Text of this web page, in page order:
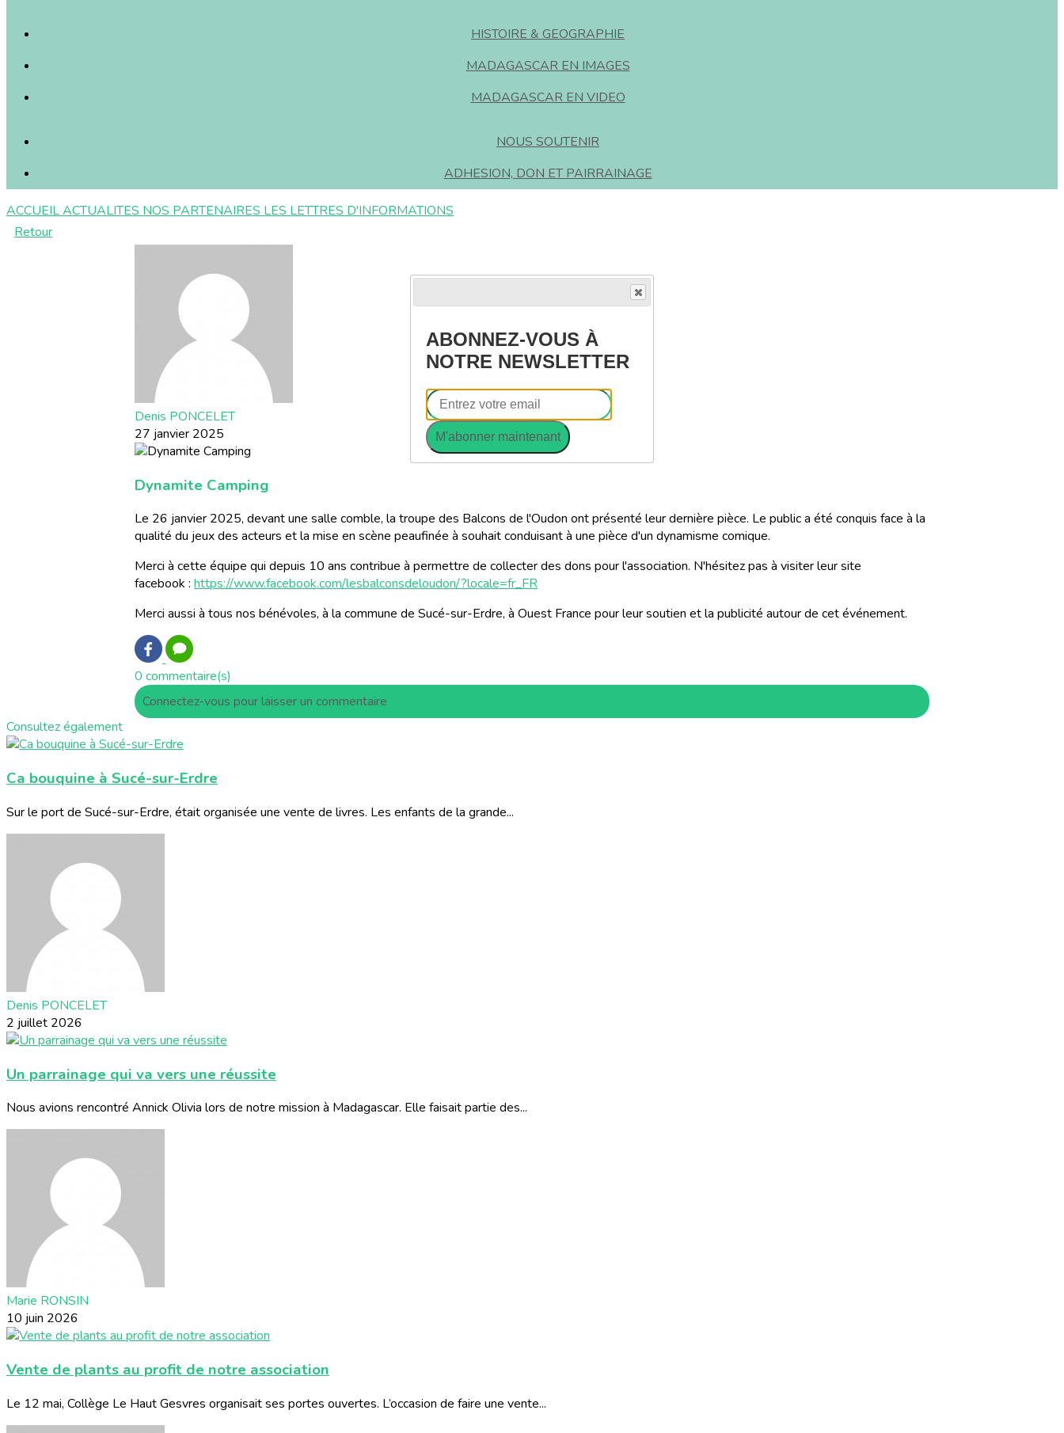
HISTOIRE & GEOGRAPHIE
MADAGASCAR EN IMAGES
MADAGASCAR EN VIDEO
NOUS SOUTENIR
ADHESION, DON ET PAIRRAINAGE
ACCUEILACTUALITES NOS PARTENAIRES LES LETTRES D'INFORMATIONS
Retour
Denis PONCELET
27 janvier 2025
Dynamite Camping
Le 26 janvier 2025, devant une salle comble, la troupe des Balcons de l'Oudon ont présenté leur dernière pièce. Le public a été conquis face à la
qualité du jeux des acteurs et la mise en scène peaufinée à souhait conduisant à une pièce d'un dynamisme comique.
Merci à cette équipe qui depuis 10 ans contribue à permettre de collecter des dons pour l'association. N'hésitez pas à visiter leur site
facebook : https://www.facebook.com/lesbalconsdeloudon/?locale=fr_FR
Merci aussi à tous nos bénévoles, à la commune de Sucé-sur-Erdre, à Ouest France pour leur soutien et la publicité autour de cet événement.
0 commentaire(s)
Connectez-vous pour laisser un commentaire
Consultez également
Ca bouquine à Sucé-sur-Erdre
Sur le port de Sucé-sur-Erdre, était organisée une vente de livres. Les enfants de la grande...
Denis PONCELET
2 juillet 2026
Un parrainage qui va vers une réussite
Nous avions rencontré Annick Olivia lors de notre mission à Madagascar. Elle faisait partie des...
Marie RONSIN
10 juin 2026
Vente de plants au profit de notre association
Le 12 mai, Collège Le Haut Gesvres organisait ses portes ouvertes. L’occasion de faire une vente...
ABONNEZ-VOUS À
NOTRE NEWSLETTER
M'abonner maintenant